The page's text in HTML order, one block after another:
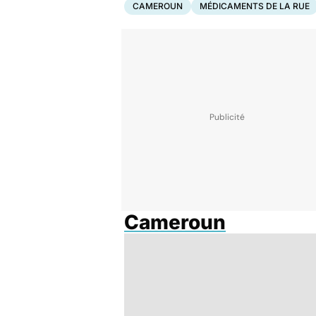
CAMEROUN MÉDICAMENTS DE LA RUE
Cameroun